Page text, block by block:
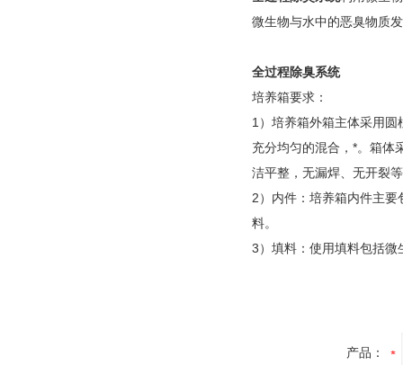
微生物与水中的恶臭物质
全过程除臭系统
培养箱要求：
1）培养箱外箱主体采用
充分均匀的混合，*。箱体
洁平整，无漏焊、无开裂
2）内件：培养箱内件主
料。
3）填料：使用填料包括微
产品：